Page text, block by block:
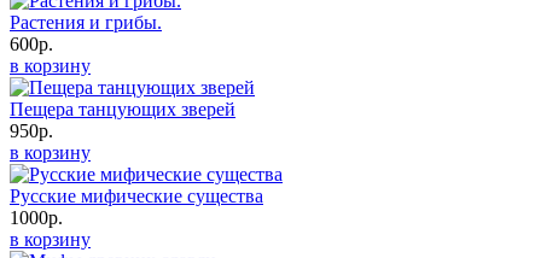
Растения и грибы.
600р.
в корзину
Пещера танцующих зверей
950р.
в корзину
Русские мифические существа
1000р.
в корзину